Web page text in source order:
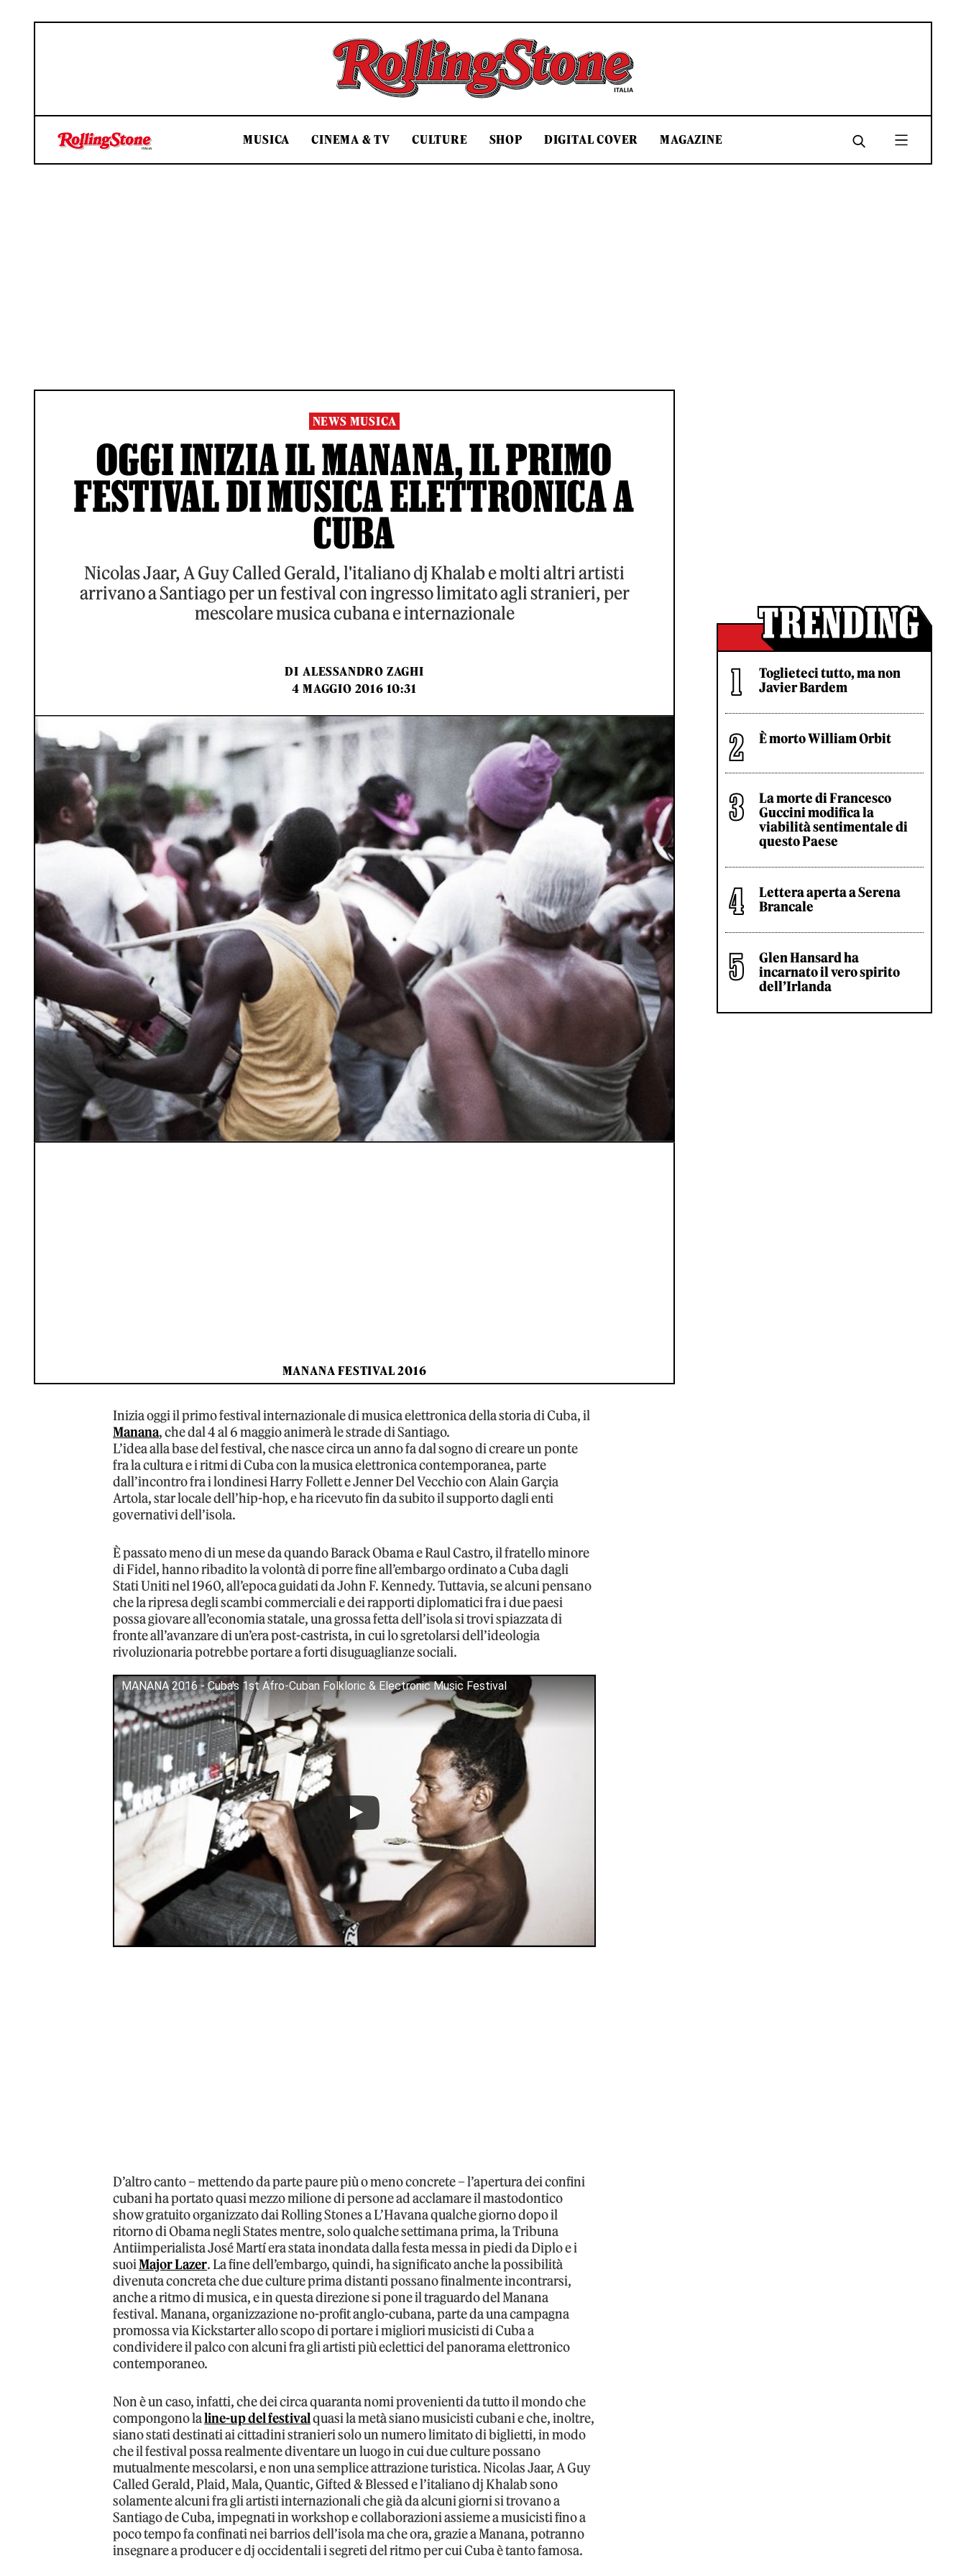
Rolling Stone Italia
MUSICA CINEMA & TV CULTURE SHOP DIGITAL COVER MAGAZINE
NEWS MUSICA
OGGI INIZIA IL MANANA, IL PRIMO
FESTIVAL DI MUSICA ELETTRONICA A
CUBA
Nicolas Jaar, A Guy Called Gerald, l'italiano dj Khalab e molti altri artisti
arrivano a Santiago per un festival con ingresso limitato agli stranieri, per
mescolare musica cubana e internazionale
DI ALESSANDRO ZAGHI
4 MAGGIO 2016 10:31
MANANA FESTIVAL 2016
Inizia oggi il primo festival internazionale di musica elettronica della storia di Cuba, il
Manana, che dal 4 al 6 maggio animerà le strade di Santiago.
L’idea alla base del festival, che nasce circa un anno fa dal sogno di creare un ponte
fra la cultura e i ritmi di Cuba con la musica elettronica contemporanea, parte
dall’incontro fra i londinesi Harry Follett e Jenner Del Vecchio con Alain Garçia
Artola, star locale dell’hip-hop, e ha ricevuto fin da subito il supporto dagli enti
governativi dell’isola.
È passato meno di un mese da quando Barack Obama e Raul Castro, il fratello minore
di Fidel, hanno ribadito la volontà di porre fine all’embargo ordinato a Cuba dagli
Stati Uniti nel 1960, all’epoca guidati da John F. Kennedy. Tuttavia, se alcuni pensano
che la ripresa degli scambi commerciali e dei rapporti diplomatici fra i due paesi
possa giovare all’economia statale, una grossa fetta dell’isola si trovi spiazzata di
fronte all’avanzare di un’era post-castrista, in cui lo sgretolarsi dell’ideologia
rivoluzionaria potrebbe portare a forti disuguaglianze sociali.
MANANA 2016 - Cuba's 1st Afro-Cuban Folkloric & Electronic Music Festival
D’altro canto – mettendo da parte paure più o meno concrete – l’apertura dei confini
cubani ha portato quasi mezzo milione di persone ad acclamare il mastodontico
show gratuito organizzato dai Rolling Stones a L’Havana qualche giorno dopo il
ritorno di Obama negli States mentre, solo qualche settimana prima, la Tribuna
Antiimperialista José Martí era stata inondata dalla festa messa in piedi da Diplo e i
suoiMajor Lazer. La fine dell’embargo, quindi, ha significato anche la possibilità
divenuta concreta che due culture prima distanti possano finalmente incontrarsi,
anche a ritmo di musica, e in questa direzione si pone il traguardo del Manana
festival. Manana, organizzazione no-profit anglo-cubana, parte da una campagna
promossa via Kickstarter allo scopo di portare i migliori musicisti di Cuba a
condividere il palco con alcuni fra gli artisti più eclettici del panorama elettronico
contemporaneo.
Non è un caso, infatti, che dei circa quaranta nomi provenienti da tutto il mondo che
compongono laline-up del festivalquasi la metà siano musicisti cubani e che, inoltre,
siano stati destinati ai cittadini stranieri solo un numero limitato di biglietti, in modo
che il festival possa realmente diventare un luogo in cui due culture possano
mutualmente mescolarsi, e non una semplice attrazione turistica. Nicolas Jaar, A Guy
Called Gerald, Plaid, Mala, Quantic, Gifted & Blessed e l’italiano dj Khalab sono
solamente alcuni fra gli artisti internazionali che già da alcuni giorni si trovano a
Santiago de Cuba, impegnati in workshop e collaborazioni assieme a musicisti fino a
poco tempo fa confinati nei barrios dell’isola ma che ora, grazie a Manana, potranno
insegnare a producer e dj occidentali i segreti del ritmo per cui Cuba è tanto famosa.
Toglieteci tutto, ma non
Javier Bardem
È morto William Orbit
La morte di Francesco
Guccini modifica la
viabilità sentimentale di
questo Paese
Lettera aperta a Serena
Brancale
Glen Hansard ha
incarnato il vero spirito
dell’Irlanda